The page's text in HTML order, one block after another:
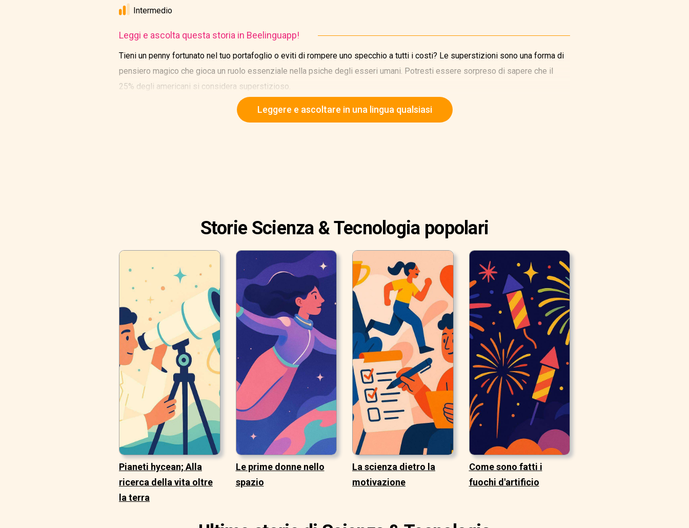
Intermedio
Leggi e ascolta questa storia in Beelinguapp!
Tieni un penny fortunato nel tuo portafoglio o eviti di rompere uno specchio a tutti i costi? Le superstizioni sono una forma di
pensiero magico che gioca un ruolo essenziale nella psiche degli esseri umani. Potresti essere sorpreso di sapere che il
25% degli americani si considera superstizioso.
Leggere e ascoltare in una lingua qualsiasi
Storie Scienza & Tecnologia popolari
Pianeti hycean; Alla
ricerca della vita oltre
la terra
Le prime donne nello
spazio
La scienza dietro la
motivazione
Come sono fatti i
fuochi d'artificio